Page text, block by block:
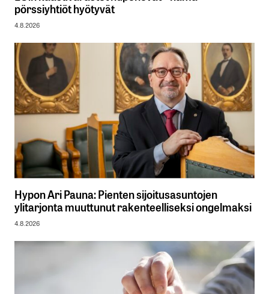
pörssiyhtiöt hyötyvät
4.8.2026
Hypon Ari Pauna: Pienten sijoitusasuntojen
ylitarjonta muuttunut rakenteelliseksi ongelmaksi
4.8.2026